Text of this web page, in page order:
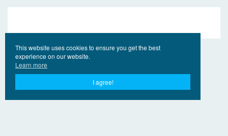
This website uses cookies to ensure you get the best
experience on our website.
Learn more
I agree!